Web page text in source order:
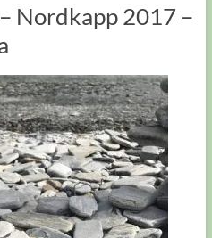
Nordkapp 2017 –